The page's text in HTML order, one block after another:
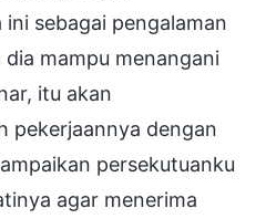
sebagai pengalaman
mampu menangani
itu akan
pekerjaannya dengan
persekutuanku
agar menerima